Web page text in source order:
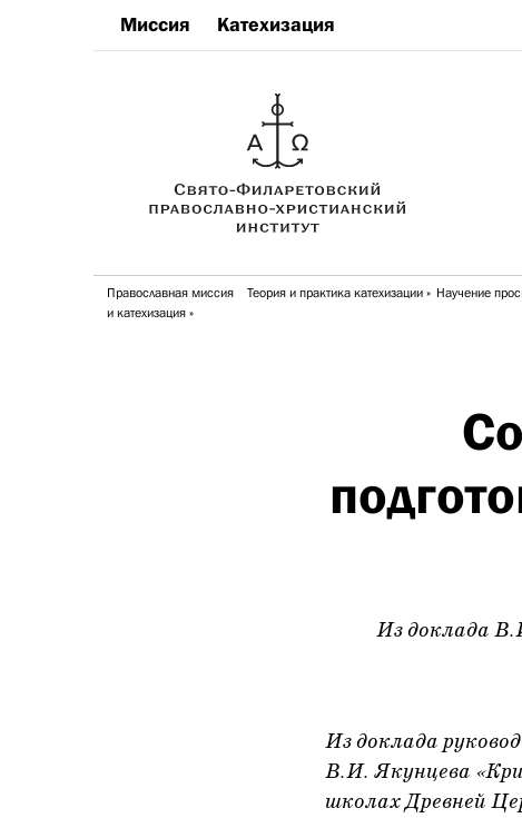
Миссия Катехизация
Православная миссия
и катехизация
Теория и практика катехизации Научение
Из доклада
Из доклада
В.И. Якунцева
школах Древней